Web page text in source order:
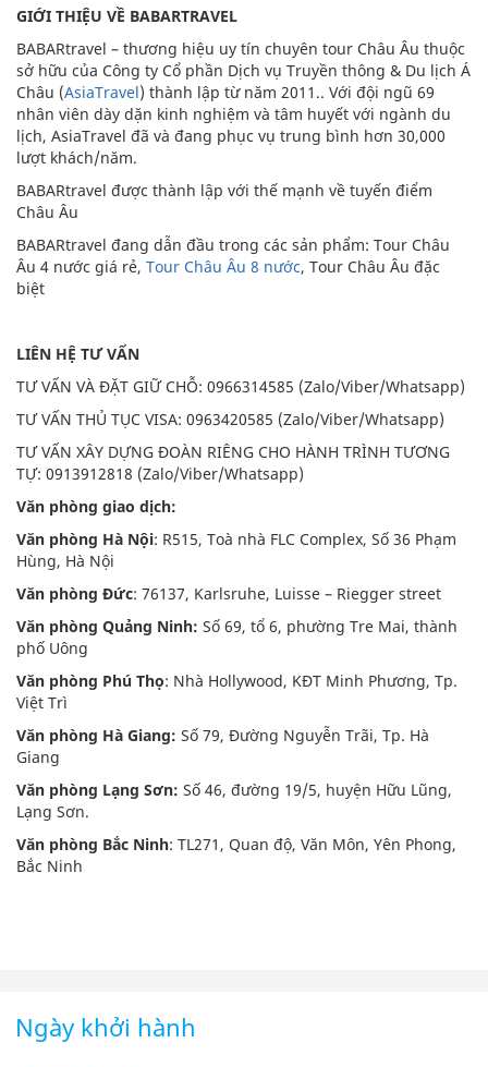
GIỚI THIỆU VỀ BABARTRAVEL
BABARtravel – thương hiệu uy tín chuyên tour Châu Âu thuộc
sở hữu của Công ty Cổ phần Dịch vụ Truyền thông & Du lịch Á
Châu (AsiaTravel) thành lập từ năm 2011.. Với đội ngũ 69
nhân viên dày dặn kinh nghiệm và tâm huyết với ngành du
lịch, AsiaTravel đã và đang phục vụ trung bình hơn 30,000
lượt khách/năm.
BABARtravel được thành lập với thế mạnh về tuyến điểm
Châu Âu
BABARtravel đang dẫn đầu trong các sản phẩm: Tour Châu
Âu 4 nước giá rẻ, Tour Châu Âu 8 nước, Tour Châu Âu đặc
biệt
LIÊN HỆ TƯ VẤN
TƯ VẤN VÀ ĐẶT GIỮ CHỖ: 0966314585 (Zalo/Viber/Whatsapp)
TƯ VẤN THỦ TỤC VISA: 0963420585 (Zalo/Viber/Whatsapp)
TƯ VẤN XÂY DỰNG ĐOÀN RIÊNG CHO HÀNH TRÌNH TƯƠNG
TỰ: 0913912818 (Zalo/Viber/Whatsapp)
Văn phòng giao dịch:
Văn phòng Hà Nội: R515, Toà nhà FLC Complex, Số 36 Phạm
Hùng, Hà Nội
Văn phòng Đức: 76137, Karlsruhe, Luisse – Riegger street
Văn phòng Quảng Ninh: Số 69, tổ 6, phường Tre Mai, thành
phố Uông
Văn phòng Phú Thọ: Nhà Hollywood, KĐT Minh Phương, Tp.
Việt Trì
Văn phòng Hà Giang: Số 79, Đường Nguyễn Trãi, Tp. Hà
Giang
Văn phòng Lạng Sơn: Số 46, đường 19/5, huyện Hữu Lũng,
Lạng Sơn.
Văn phòng Bắc Ninh: TL271, Quan độ, Văn Môn, Yên Phong,
Bắc Ninh
Ngày khởi hành